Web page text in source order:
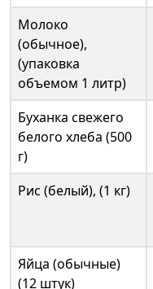
Молоко
(обычное),
(упаковка
объемом 1 литр)
Буханка свежего
белого хлеба (500
г)
Рис (белый), (1 кг)
Яйца (обычные)
(12 штук)